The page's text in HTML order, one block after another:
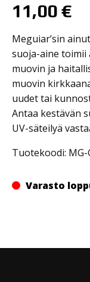
11,00 €
Meguiar’sin
suoja-aine toimii
muovin ja
muovin
uudet tai
Antaa kestävän
UV-säteilyä
Tuotekoodi: MG-
Varasto